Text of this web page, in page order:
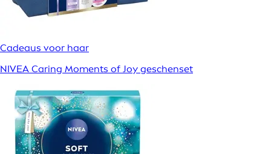
Cadeaus voor haar
NIVEA Caring Moments of Joy geschenset